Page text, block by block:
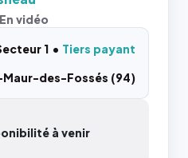
vidéo
1
Tiers payant
des-Fossés (94)
à venir